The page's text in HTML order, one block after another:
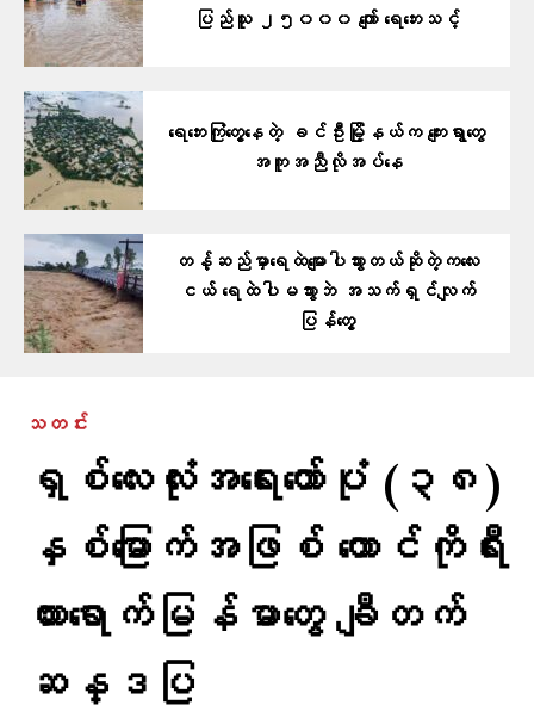
ပြည်သူ ၂၅၀၀၀ ကျော် ရေဘေးသင့်
ရေဘေးကြုံတွေ့နေတဲ့ ခင်ဦးမြို့နယ်က ကျေးရွာတွေ
အကူအညီလိုအပ်နေ
တန့်ဆည်မှာ​ရေထဲ​မျောပါသွားတယ်ဆိုတဲ့ကလေး
ငယ် ရေထဲပါမသွားဘဲ အသက်ရှင်လျက်
ပြန်​တွေ့
သတင်း
ရှစ်လေးလုံးအရေးတော်ပုံ (၃၈)
နှစ်မြောက်အဖြစ် တောင်ကိုရီး
ယားရောက်မြန်မာတွေ ချီတက်
ဆန္ဒပြ